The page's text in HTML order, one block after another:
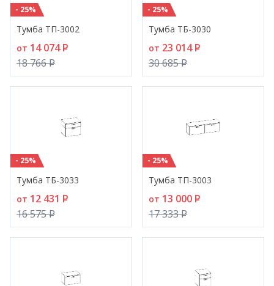
- 25%
Тумба ТП-3002
от 14 074P
18 766P
- 25%
Тумба ТБ-3030
от 23 014P
30 685P
- 25%
Тумба ТБ-3033
от 12 431 P
16 575P
- 25%
Тумба ТП-3003
от 13 000 P
17 333P